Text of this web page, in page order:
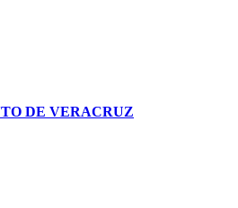
DE VERACRUZ